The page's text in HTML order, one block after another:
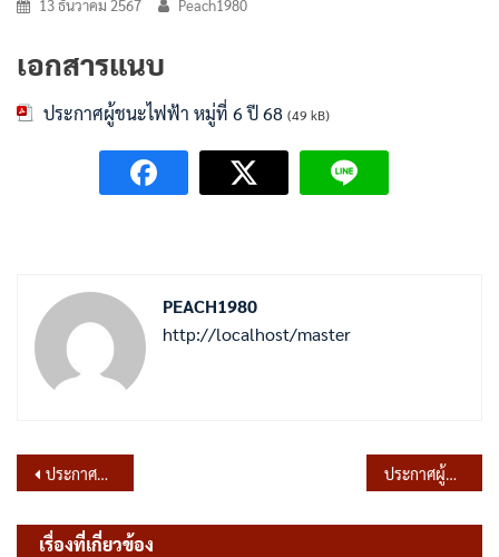
13 ธันวาคม 2567 Peach1980
เอกสารแนบ
ประกาศผู้ชนะไฟฟ้า หมู่ที่ 6 ปี 68 (49 kB)
PEACH1980
http://localhost/master
แนะแนว
เรื่อง
ประกาศผู้ชนะการเสนอราคา จ้างโครงการติดตั้งระบบไฟฟ้าและอุปกรณ์ ส่องสว่างโซล่าเซลล์อัจฉริยะ หมู่ที่ 6-7 ซอยบ้านนายกอรุณ เทศถมยา จุดที่ 2 ซอยบ้านนายพีรพล ปานเกลียว จุดที่ 3 ซอยบ้านอาจารย์สำรวม (สะพาน 3) โดยวิธีเฉพาะเจาะจง ประกาศผู้ชนะการเสนอราคา ประกวดราคาจ้างก่อสร้างโครงการปรับปรุงถนนเสริมผิวจราจรลาดยางแอสฟัลท์ติกคอนกรีต รหัสสายทาง ลบ.ถ.88-003 สายพรหมมาสตร์ไปตำบลบางขันหมาก (สายใน) หมู่ที่ 7 ด้วยวิธีประกวดราคาอิเล็กทรอนิกส์ (e-bidding)
เรื่องที่เกี่ยวข้อง